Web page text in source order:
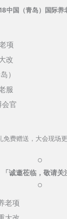
中国（青岛）国际养
免费赠送，大会现场
○
「诚邀莅临，敬请关
○